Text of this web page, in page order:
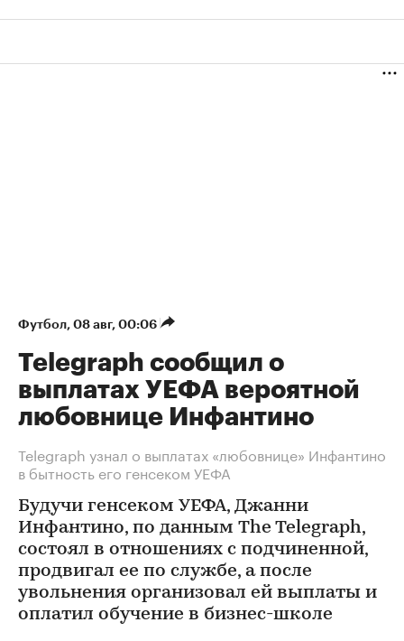
Футбол⁠, 08 авг, 00:06
Telegraph сообщил о
выплатах УЕФА вероятной
любовнице Инфантино
Telegraph узнал о выплатах «любовнице» Инфантино
в бытность его генсеком УЕФА
Будучи генсеком УЕФА, Джанни
Инфантино, по данным The Telegraph,
состоял в отношениях с подчиненной,
продвигал ее по службе, а после
увольнения организовал ей выплаты и
оплатил обучение в бизнес-школе